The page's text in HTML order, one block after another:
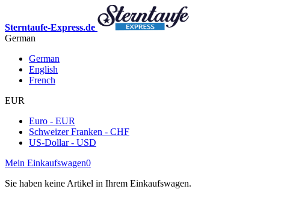
Sterntaufe-Express.de
German
German
English
French
EUR
Euro - EUR
Schweizer Franken - CHF
US-Dollar - USD
Mein Einkaufswagen0
Sie haben keine Artikel in Ihrem Einkaufswagen.